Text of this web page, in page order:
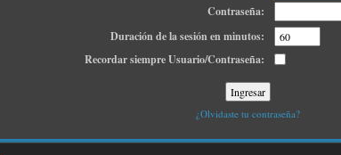
Contraseña:
Duración de la sesión en minutos:
Recordar siempre Usuario/Contraseña:
¿Olvidaste tu contraseña?